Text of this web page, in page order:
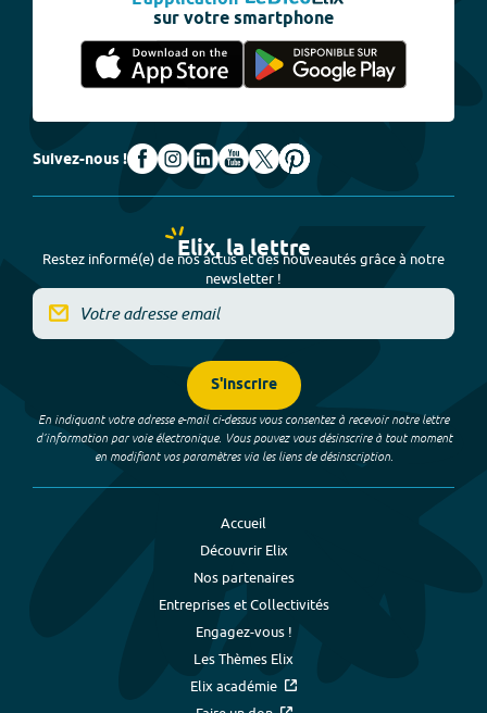
sur votre smartphone
Suivez-nous !
Elix, la lettre
Restez informé(e) de nos actus et des nouveautés grâce à notre
newsletter !
S'inscrire
En indiquant votre adresse e-mail ci-dessus vous consentez à recevoir notre lettre
d’information par voie électronique. Vous pouvez vous désinscrire à tout moment
en modifiant vos paramètres via les liens de désinscription.
Accueil
Découvrir Elix
Nos partenaires
Entreprises et Collectivités
Engagez-vous !
Les Thèmes Elix
Elix académie